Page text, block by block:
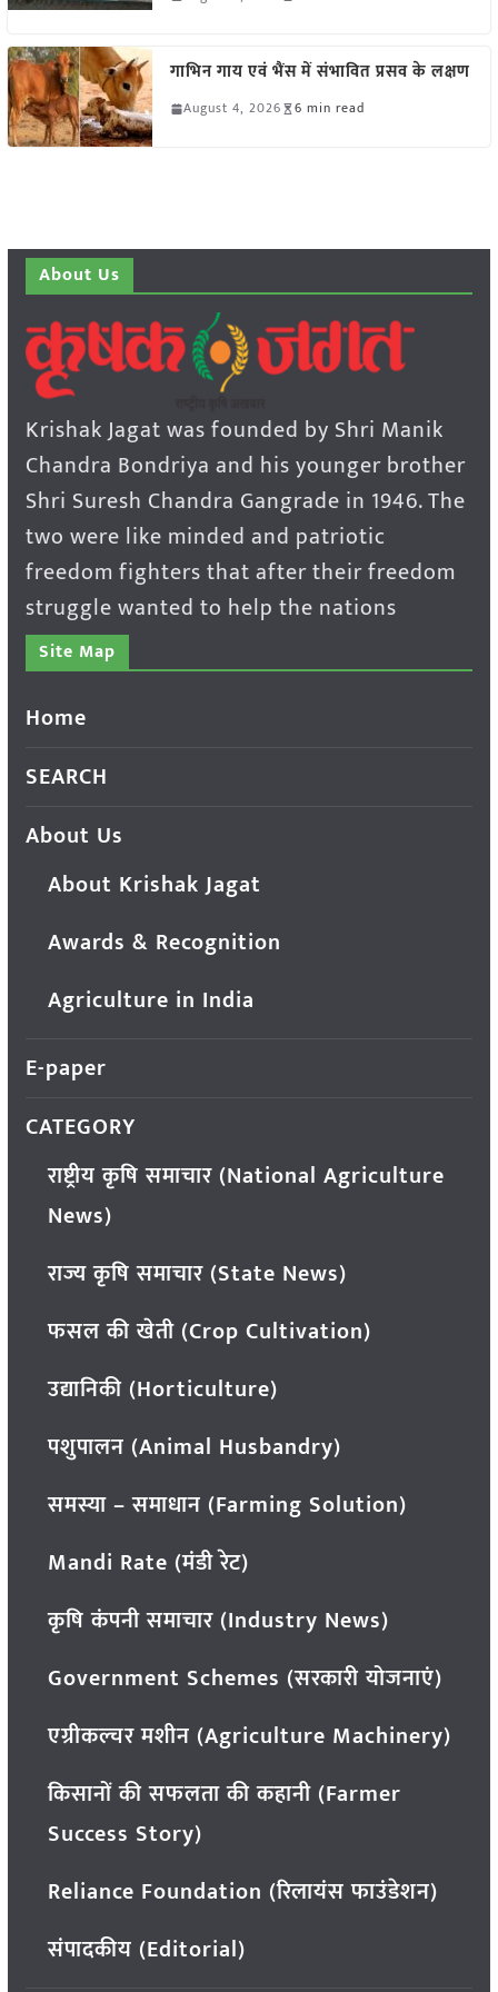
गाभिन गाय एवं भैंस में संभावित प्रसव के लक्षण
August 4, 2026 6 min read
About Us
Krishak Jagat was founded by Shri Manik
Chandra Bondriya and his younger brother
Shri Suresh Chandra Gangrade in 1946. The
two were like minded and patriotic
freedom fighters that after their freedom
struggle wanted to help the nations
Site Map
Home
SEARCH
About Us
About Krishak Jagat
Awards & Recognition
Agriculture in India
E-paper
CATEGORY
राष्ट्रीय कृषि समाचार (National Agriculture
News)
राज्य कृषि समाचार (State News)
फसल की खेती (Crop Cultivation)
उद्यानिकी (Horticulture)
पशुपालन (Animal Husbandry)
समस्या – समाधान (Farming Solution)
Mandi Rate (मंडी रेट)
कृषि कंपनी समाचार (Industry News)
Government Schemes (सरकारी योजनाएं)
एग्रीकल्चर मशीन (Agriculture Machinery)
किसानों की सफलता की कहानी (Farmer
Success Story)
Reliance Foundation (रिलायंस फाउंडेशन)
संपादकीय (Editorial)